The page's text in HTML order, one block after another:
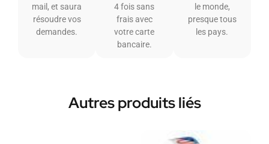
mail, et saura
résoudre vos
demandes.
4 fois sans
frais avec
votre carte
bancaire.
le monde,
presque tous
les pays.
Autres produits liés